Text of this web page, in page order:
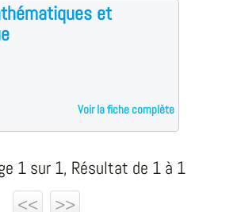
et
Voir la fiche complète
1 sur 1, Résultat de 1 à 1
<<
>>